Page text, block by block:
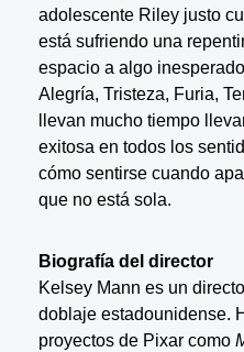
adolescente Riley justo
está sufriendo una
espacio a algo
Alegría, Tristeza, Furia,
llevan mucho tiempo
exitosa en todos los
cómo sentirse cuando
que no está sola.
Biografía del director
Kelsey Mann es un
doblaje estadounidense.
proyectos de Pixar como